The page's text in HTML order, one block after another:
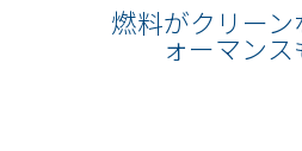
燃料がクリー
ォーマン